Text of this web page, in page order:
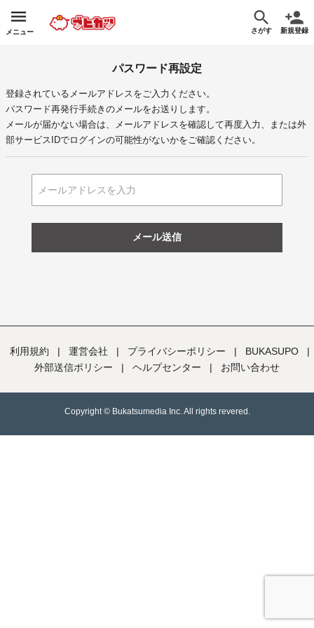
メニュー さがす 新規登録
パスワード再設定
登録されているメールアドレスをご入力ください。
パスワード再発行手続きのメールをお送りします。
メールが届かない場合は、メールアドレスを確認して再度入力、または外
部サービスIDでログインの可能性がないかをご確認ください。
メール送信
利用規約 | 運営会社 | プライバシーポリシー | BUKASUPO
|
外部送信ポリシー
| ヘルプセンター | お問い合わせ
Copyright ©︎ Bukatsumedia Inc. All rights revered.